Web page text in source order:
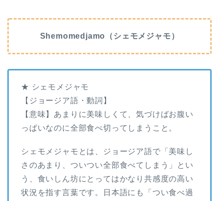
Shemomedjamo（シェモメジャモ）
★ シェモメジャモ
【ジョージア語・動詞】
【意味】あまりに美味しくて、気づけばお腹い
っぱいなのに全部食べ切ってしまうこと。
シェモメジャモとは、ジョージア語で「美味し
さのあまり、ついつい全部食べてしまう」とい
う、食いしん坊にとってはかなり共感度の高い
状況を指す言葉です。日本語にも「つい食べ過